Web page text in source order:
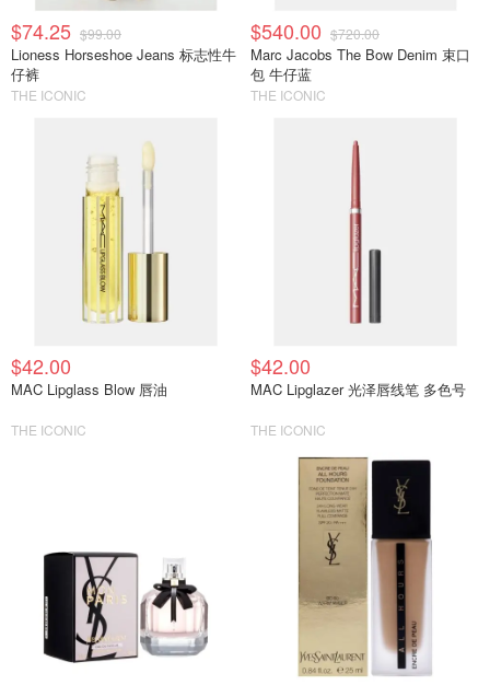
$74.25 $99.00
Lioness Horseshoe Jeans 标志性牛
仔裤
THE ICONIC
$540.00 $720.00
Marc Jacobs The Bow Denim 束口
包 牛仔蓝
THE ICONIC
$42.00
MAC Lipglass Blow 唇油
THE ICONIC
$42.00
MAC Lipglazer 光泽唇线笔 多色号
THE ICONIC